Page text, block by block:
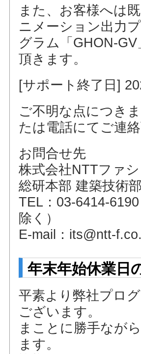
また、お客様へは
ニメーション出力
グラム「GHON-
頂きます。
[サポート終了日]
ご不明な点につき
たは電話にてご連
お問合せ先
株式会社NTTファ
総研本部 建築技術
TEL：03-6414-
除く）
E-mail：its@ntt-
年末年始休業日
平素より弊社プロ
ございます。
まことに勝手なが
ます。